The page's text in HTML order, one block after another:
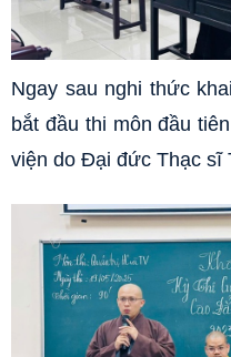
Ngay sau nghi thức
bắt đầu thi môn đầu
viện do Đại đức Thạc sĩ